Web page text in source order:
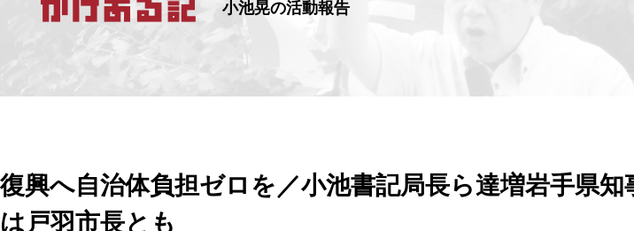
小池晃の活動報告
復興へ自治体負担ゼロを／小池書記局長ら達増岩手県
は戸羽市長とも